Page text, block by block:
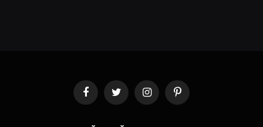
FacebookTwitter InstagramPinterest